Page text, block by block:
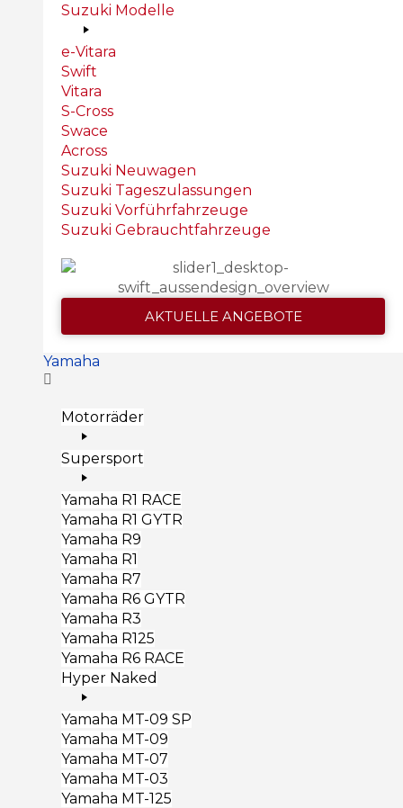
Suzuki Modelle
e-Vitara
Swift
Vitara
S-Cross
Swace
Across
Suzuki Neuwagen
Suzuki Tageszulassungen
Suzuki Vorführfahrzeuge
Suzuki Gebrauchtfahrzeuge
AKTUELLE ANGEBOTE
Yamaha
Motorräder
Supersport
Yamaha R1 RACE
Yamaha R1 GYTR
Yamaha R9
Yamaha R1
Yamaha R7
Yamaha R6 GYTR
Yamaha R3
Yamaha R125
Yamaha R6 RACE
Hyper Naked
Yamaha MT-09 SP
Yamaha MT-09
Yamaha MT-07
Yamaha MT-03
Yamaha MT-125